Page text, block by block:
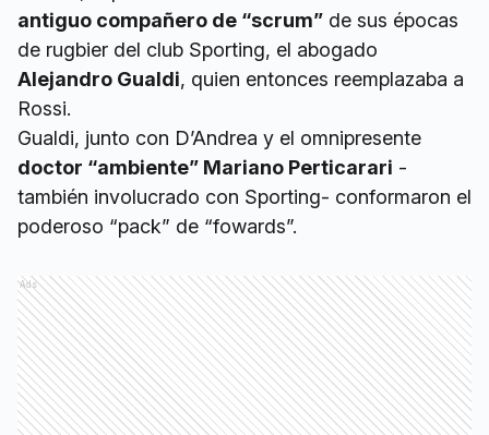
antiguo compañero de “scrum” de sus épocas
de rugbier del club Sporting, el abogado
Alejandro Gualdi, quien entonces reemplazaba a
Rossi.
Gualdi, junto con D’Andrea y el omnipresente
doctor “ambiente” Mariano Perticarari -
también involucrado con Sporting- conformaron el
poderoso “pack” de “fowards”.
Ads